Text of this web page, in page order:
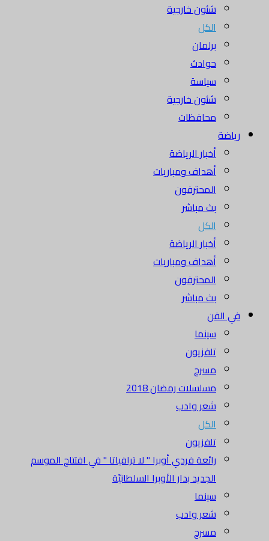
شئون خارجية
الكل
برلمان
حوادث
سياسة
شئون خارجية
محافظات
رياضة
أخبار الرياضة
أهداف ومباريات
المحترفون
بث مباشر
الكل
أخبار الرياضة
أهداف ومباريات
المحترفون
بث مباشر
في الفن
سينما
تلفزيون
مسرح
مسلسلات رمضان 2018
شعر وادب
الكل
تلفزيون
رائعة فردي أوبرا " لا ترافياتا " في افتتاح الموسم
الجديد بدار الأوبرا السلطانيّة
سينما
شعر وادب
مسرح